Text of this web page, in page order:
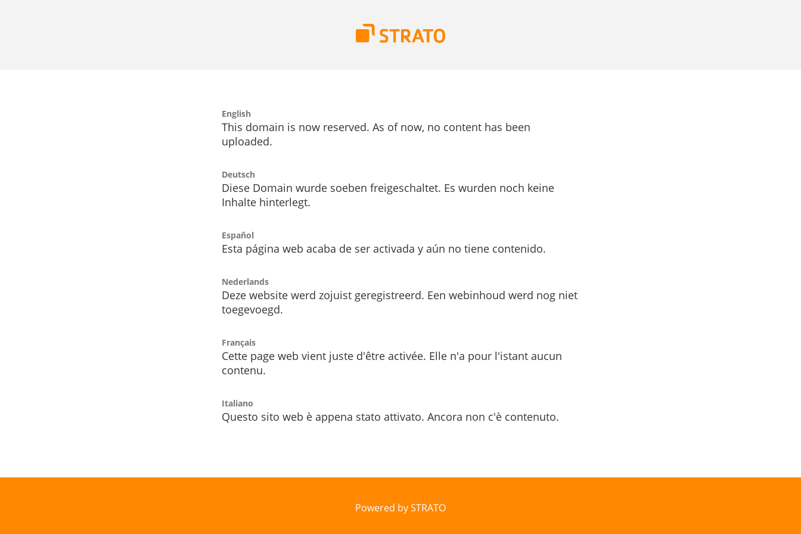
English
This domain is now reserved. As of now, no content has been
uploaded.
Deutsch
Diese Domain wurde soeben freigeschaltet. Es wurden noch keine
Inhalte hinterlegt.
Español
Esta página web acaba de ser activada y aún no tiene contenido.
Nederlands
Deze website werd zojuist geregistreerd. Een webinhoud werd nog niet
toegevoegd.
Français
Cette page web vient juste d'être activée. Elle n'a pour l'istant aucun
contenu.
Italiano
Questo sito web è appena stato attivato. Ancora non c'è contenuto.
Powered by STRATO